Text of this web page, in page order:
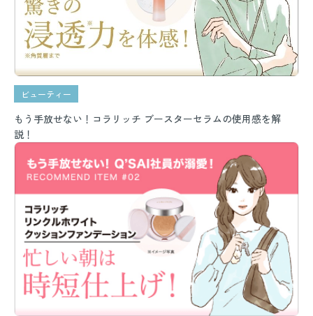
ビューティー
もう手放せない！コラリッチ ブースターセラムの使用感を解
説！